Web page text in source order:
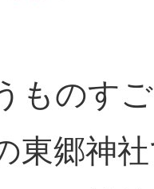
ものす
東郷神